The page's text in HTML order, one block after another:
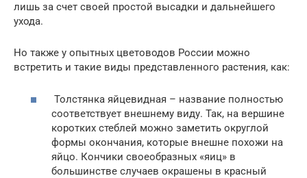
лишь за счет своей простой высадки и дальнейшего
ухода.
Но также у опытных цветоводов России можно
встретить и такие виды представленного растения, как:
Толстянка яйцевидная – название полностью
соответствует внешнему виду. Так, на вершине
коротких стеблей можно заметить округлой
формы окончания, которые внешне похожи на
яйцо. Кончики своеобразных «яиц» в
большинстве случаев окрашены в красный